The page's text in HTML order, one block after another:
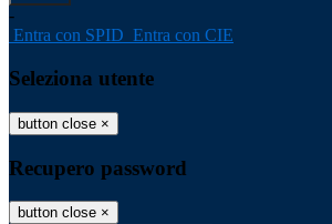
-
Entra con SPID Entra con CIE
Seleziona utente
button close ×
Recupero password
button close ×